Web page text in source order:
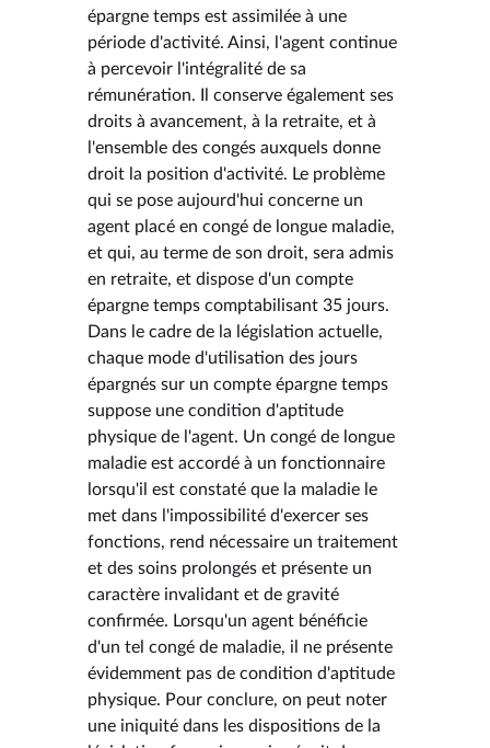
épargne temps est assimilée à une
période d'activité. Ainsi, l'agent continue
à percevoir l'intégralité de sa
rémunération. Il conserve également ses
droits à avancement, à la retraite, et à
l'ensemble des congés auxquels donne
droit la position d'activité. Le problème
qui se pose aujourd'hui concerne un
agent placé en congé de longue maladie,
et qui, au terme de son droit, sera admis
en retraite, et dispose d'un compte
épargne temps comptabilisant 35 jours.
Dans le cadre de la législation actuelle,
chaque mode d'utilisation des jours
épargnés sur un compte épargne temps
suppose une condition d'aptitude
physique de l'agent. Un congé de longue
maladie est accordé à un fonctionnaire
lorsqu'il est constaté que la maladie le
met dans l'impossibilité d'exercer ses
fonctions, rend nécessaire un traitement
et des soins prolongés et présente un
caractère invalidant et de gravité
confirmée. Lorsqu'un agent bénéficie
d'un tel congé de maladie, il ne présente
évidemment pas de condition d'aptitude
physique. Pour conclure, on peut noter
une iniquité dans les dispositions de la